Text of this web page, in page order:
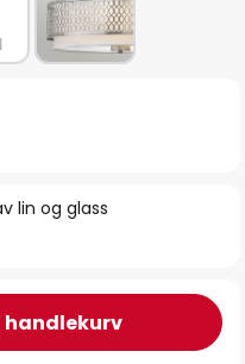
lin og glass
handlekurv